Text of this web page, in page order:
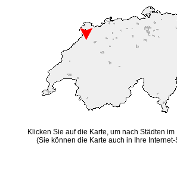
Klicken Sie auf die Karte, um nach Städten
(Sie können die Karte auch in Ihre Internet-